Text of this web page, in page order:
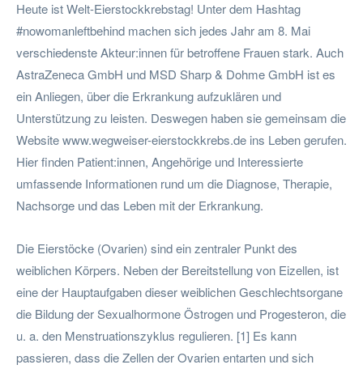
Heute ist Welt-Eierstockkrebstag! Unter dem Hashtag
#nowomanleftbehind machen sich jedes Jahr am 8. Mai
verschiedenste Akteur:innen für betroffene Frauen stark. Auch
AstraZeneca GmbH und MSD Sharp & Dohme GmbH ist es
ein Anliegen, über die Erkrankung aufzuklären und
Unterstützung zu leisten. Deswegen haben sie gemeinsam die
Website www.wegweiser-eierstockkrebs.de ins Leben gerufen.
Hier finden Patient:innen, Angehörige und Interessierte
umfassende Informationen rund um die Diagnose, Therapie,
Nachsorge und das Leben mit der Erkrankung.
Die Eierstöcke (Ovarien) sind ein zentraler Punkt des
weiblichen Körpers. Neben der Bereitstellung von Eizellen, ist
eine der Hauptaufgaben dieser weiblichen Geschlechtsorgane
die Bildung der Sexualhormone Östrogen und Progesteron, die
u. a. den Menstruationszyklus regulieren. [1] Es kann
passieren, dass die Zellen der Ovarien entarten und sich